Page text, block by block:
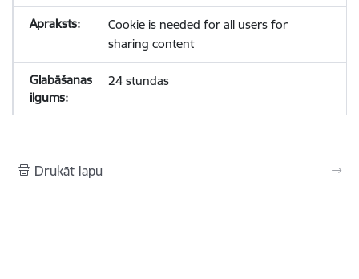
Cookie is needed for all users for
sharing content
24 stundas
Drukāt lapu